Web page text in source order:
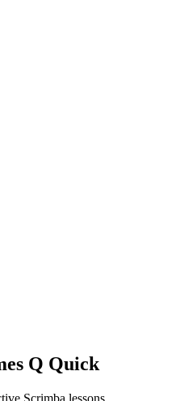
Q Quick